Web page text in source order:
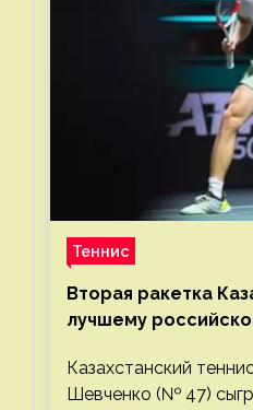
Теннис
Вторая ракетка
лучшему
Казахстанский
Шевченко (№ 47)